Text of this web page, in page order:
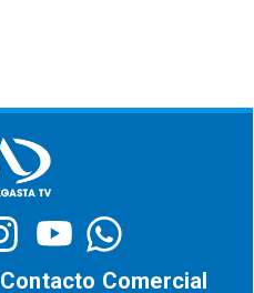
Contacto Comercial